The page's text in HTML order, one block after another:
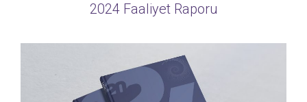
2024 Faaliyet Raporu